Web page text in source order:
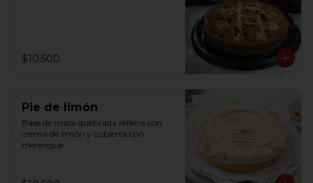
$10.500
Pie de limón
Base de masa quebrada rellena con
crema de limón y cubierta con
merengue